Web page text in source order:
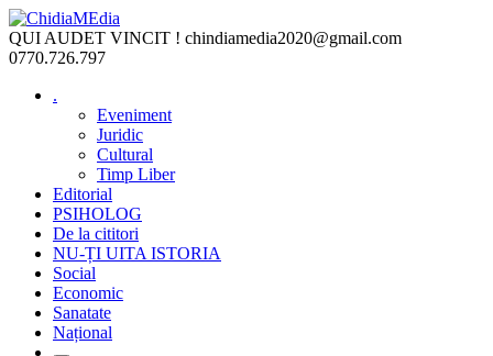
Skip
to
content
QUI AUDET VINCIT ! chindiamedia2020@gmail.com
0770.726.797
.
Eveniment
Juridic
Cultural
Timp Liber
Editorial
PSIHOLOG
De la cititori
NU-ȚI UITA ISTORIA
Social
Economic
Sanatate
Național